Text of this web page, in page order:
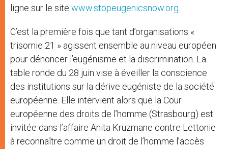
ligne sur le site www.stopeugenicsnow.org
C’est la première fois que tant d’organisations «
trisomie 21 » agissent ensemble au niveau européen
pour dénoncer l’eugénisme et la discrimination. La
table ronde du 28 juin vise à éveiller la conscience
des institutions sur la dérive eugéniste de la société
européenne. Elle intervient alors que la Cour
européenne des droits de l’homme (Strasbourg) est
invitée dans l’affaire Anita Krüzmane contre Lettonie
à reconnaître comme un droit de l’homme l’accès